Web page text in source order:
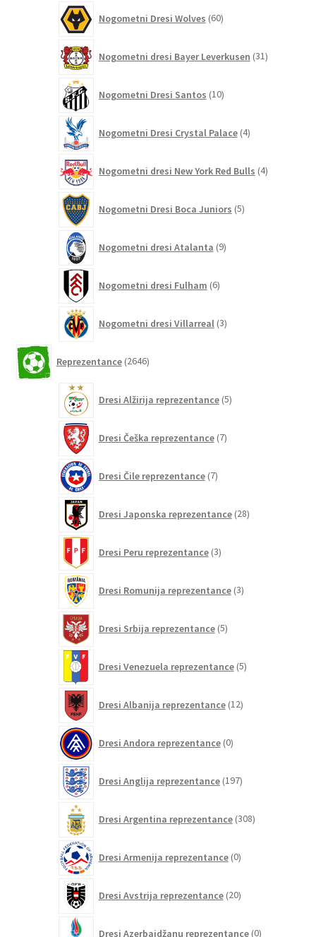
Nogometni Dresi Wolves 60izdelkov
Nogometni dresi Bayer Leverkusen 31izdelkov
Nogometni Dresi Santos 10izdelkov
Nogometni Dresi Crystal Palace 4izdelki
Nogometni dresi New York Red Bulls 4izdelki
Nogometni Dresi Boca Juniors 5izdelkov
Nogometni dresi Atalanta 9izdelkov
Nogometni dresi Fulham 6izdelkov
Nogometni dresi Villarreal 3izdelki
Reprezentance 2646izdelkov
Dresi Alžirija reprezentance 5izdelkov
Dresi Češka reprezentance 7izdelkov
Dresi Čile reprezentance 7izdelkov
Dresi Japonska reprezentance 28izdelkov
Dresi Peru reprezentance 3izdelki
Dresi Romunija reprezentance 3izdelki
Dresi Srbija reprezentance 5izdelkov
Dresi Venezuela reprezentance 5izdelkov
Dresi Albanija reprezentance 12izdelkov
Dresi Andora reprezentance 0izdelkov
Dresi Anglija reprezentance 197izdelkov
Dresi Argentina reprezentance 308izdelkov
Dresi Armenija reprezentance 0izdelkov
Dresi Avstrija reprezentance 20izdelkov
Dresi Azerbajdžanu reprezentance 0